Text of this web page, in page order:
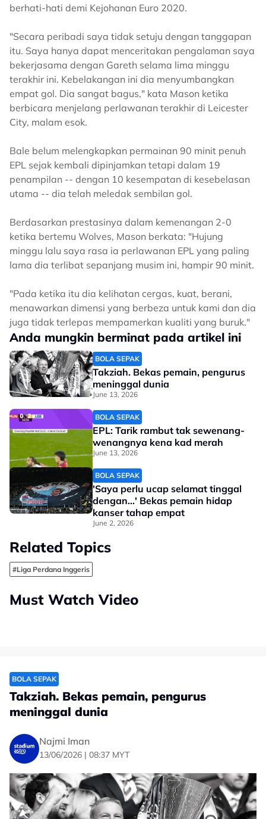
berhati-hati demi Kejohanan Euro 2020.
"Secara peribadi saya tidak setuju dengan tanggapan
itu. Saya hanya dapat menceritakan pengalaman saya
bekerjasama dengan Gareth selama lima minggu
terakhir ini. Kebelakangan ini dia menyumbangkan
empat gol. Dia sangat bagus," kata Mason ketika
berbicara menjelang perlawanan terakhir di Leicester
City, malam esok.
Bale belum melengkapkan permainan 90 minit penuh
EPL sejak kembali dipinjamkan tetapi dalam 19
penampilan -- dengan 10 kesempatan di kesebelasan
utama -- dia telah meledak sembilan gol.
Berdasarkan prestasinya dalam kemenangan 2-0
ketika bertemu Wolves, Mason berkata: "Hujung
minggu lalu saya rasa ia perlawanan EPL yang paling
lama dia terlibat sepanjang musim ini, hampir 90 minit.
"Pada ketika itu dia kelihatan cergas, kuat, berani,
menawarkan dimensi yang berbeza untuk kami dan dia
juga tidak terlepas mempamerkan kualiti yang buruk."
Anda mungkin berminat pada artikel ini
BOLA SEPAK
Takziah. Bekas pemain, pengurus
meninggal dunia
June 13, 2026
BOLA SEPAK
EPL: Tarik rambut tak sewenang-
wenangnya kena kad merah
June 13, 2026
BOLA SEPAK
'Saya perlu ucap selamat tinggal
dengan...' Bekas pemain hidap
kanser tahap empat
June 2, 2026
Related Topics
#Liga Perdana Inggeris
Must Watch Video
BOLA SEPAK
Takziah. Bekas pemain, pengurus
meninggal dunia
Najmi Iman
13/06/2026 | 08:37 MYT